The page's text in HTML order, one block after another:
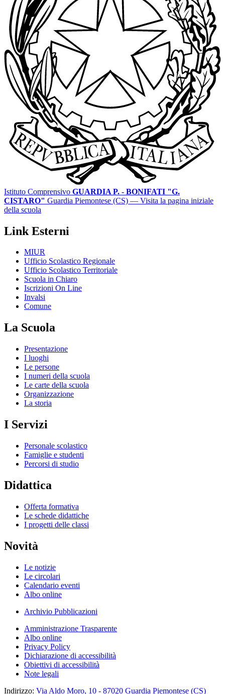
Istituto Comprensivo GUARDIA P. - BONIFATI "G.
CISTARO" Guardia Piemontese (CS) — Visita la pagina iniziale
della scuola
Link Esterni
MIUR
Ufficio Scolastico Regionale
Ufficio Scolastico Territoriale
Scuola in Chiaro
Iscrizioni On Line
Invalsi
Comune
La Scuola
Presentazione
I luoghi
Le persone
I numeri della scuola
Le carte della scuola
Organizzazione
La storia
I Servizi
Personale scolastico
Famiglie e studenti
Percorsi di studio
Didattica
Offerta formativa
Le schede didattiche
I progetti delle classi
Novità
Le notizie
Le circolari
Calendario eventi
Albo online
Archivio Pubblicazioni
Amministrazione Trasparente
Albo online
Privacy Policy
Dichiarazione di accessibilità
Obiettivi di accessibilità
Note legali
Indirizzo: Via Aldo Moro, 10 - 87020 Guardia Piemontese (CS)